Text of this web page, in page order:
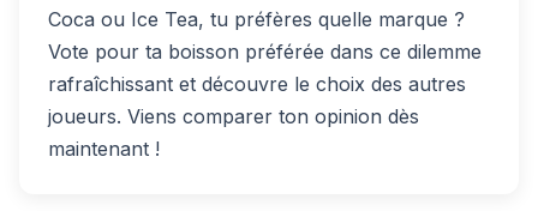
Coca ou Ice Tea, tu préfères quelle marque ?
Vote pour ta boisson préférée dans ce dilemme
rafraîchissant et découvre le choix des autres
joueurs. Viens comparer ton opinion dès
maintenant !